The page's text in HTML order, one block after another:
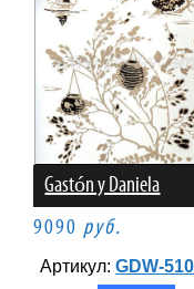
Gastón y Daniela
9090 руб.
Артикул:GDW-